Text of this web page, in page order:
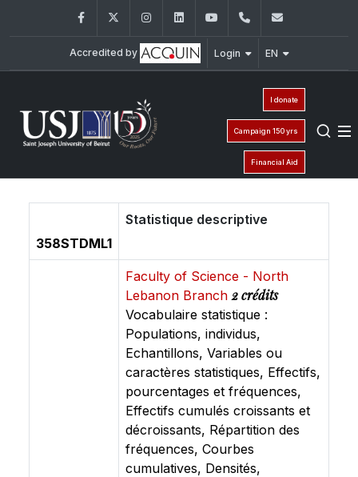
FacebookTwitter InstagramLinkedInYouTube+961 (1) 421 368
Accredited by Login EN
I donate
Campaign 150 yrs
Financial Aid
358STDML1
Statistique descriptive
Faculty of Science - North
Lebanon Branch2 crédits
Vocabulaire statistique :
Populations, individus,
Echantillons, Variables ou
caractères statistiques, Effectifs,
pourcentages et fréquences,
Effectifs cumulés croissants et
décroissants, Répartition des
fréquences, Courbes
cumulatives, Densités,